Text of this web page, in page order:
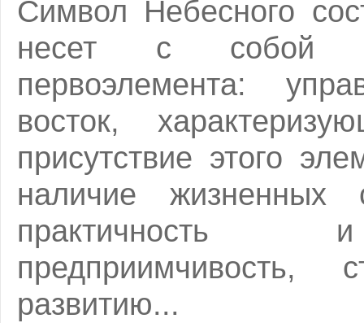
Символ Небесного
несет с собой
первоэлемента:
восток,
присутствие этого
наличие жизненных
практичность и
развитию...